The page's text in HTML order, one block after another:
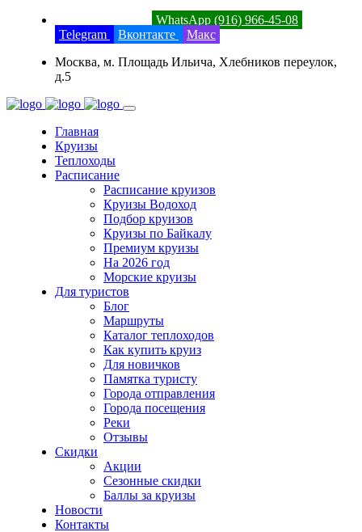
WhatsApp (916) 966-45-08
Telegram
Вконтакте
Макс
Москва, м. Площадь Ильича, Хлебников переулок,
д.5
Главная
Круизы
Теплоходы
Расписание
Расписание круизов
Круизы Водоход
Подбор круизов
Круизы по Байкалу
Премиум круизы
На 2026 год
Морские круизы
Для туристов
Блог
Маршруты
Каталог теплоходов
Как купить круиз
Для новичков
Памятка туристу
Города отправления
Города посещения
Реки
Отзывы
Скидки
Акции
Сезонные скидки
Баллы за круизы
Новости
Контакты